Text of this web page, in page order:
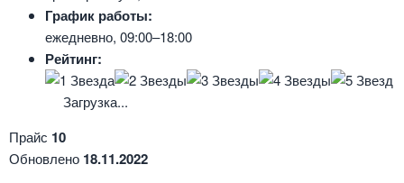
График работы:
ежедневно, 09:00–18:00
Рейтинг:
Загрузка...
Прайс 10
Обновлено 18.11.2022